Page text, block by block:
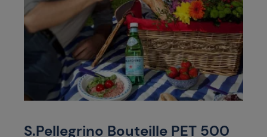
S.Pellegrino Bouteille PET 500